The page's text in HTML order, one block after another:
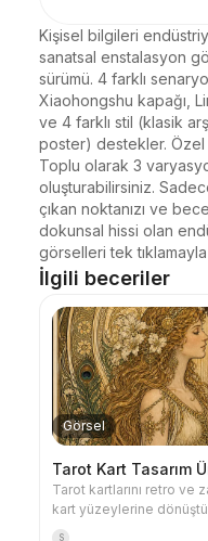
Kişisel bilgileri
sanatsal enstalasyon
sürümü. 4 farklı
Xiaohongshu kapağı,
ve 4 farklı stil (klasik
poster) destekler.
Toplu olarak 3
oluşturabilirsiniz.
çıkan noktanızı ve
dokunsal hissi olan
görselleri tek
İlgili beceriler
Görsel
Tarot Kart Tasarım
Tarot kartlarını retro ve
kart yüzeylerine
duvar kağıdı olarak
S